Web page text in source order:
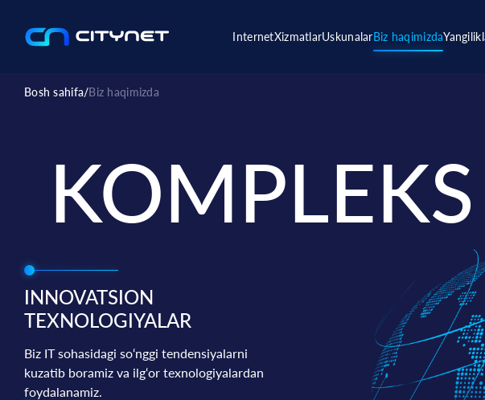
InternetXizmatlarUskunalarBiz haqimizda
Bosh sahifa/Biz haqimizda
KOMPLEKS
INNOVATSION
TEXNOLOGIYALAR
Biz IT sohasidagi so‘nggi tendensiyalarni
kuzatib boramiz va ilg‘or texnologiyalardan
foydalanamiz.